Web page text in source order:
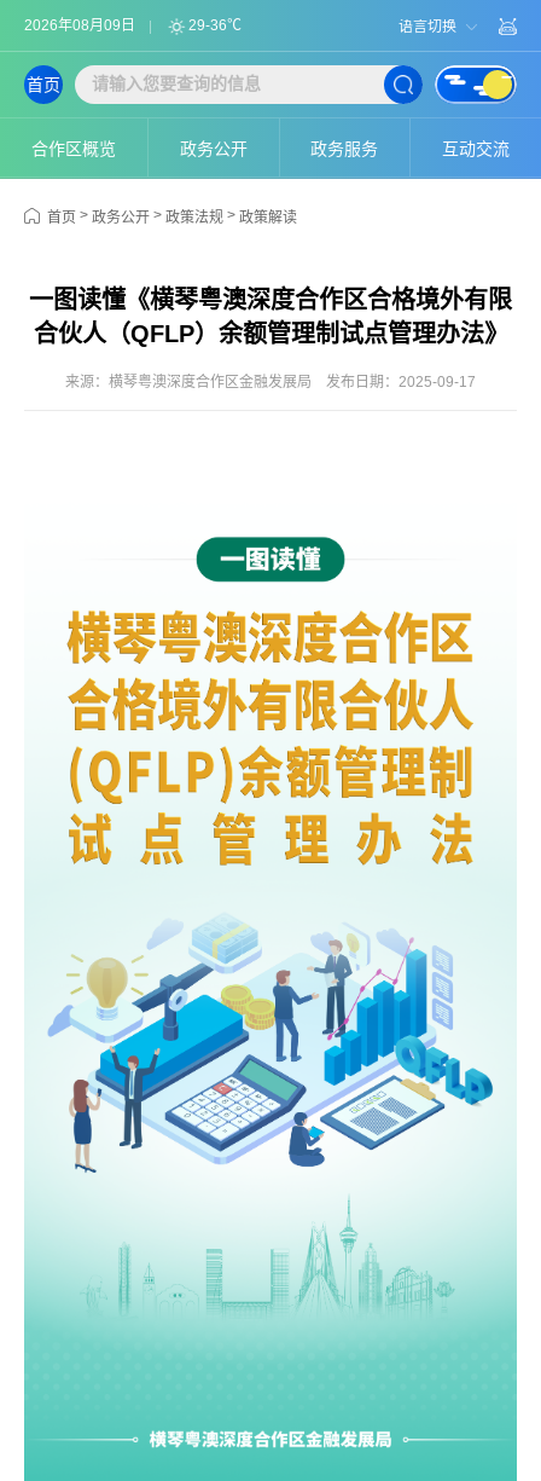
2026年08月09日 29-36℃ 语言切换
合作区概览 政务公开 政务服务 互动交流
首页
首页 > 政务公开 > 政策法规 > 政策解读
一图读懂《横琴粤澳深度合作区合格境外有限
合伙人（QFLP）余额管理制试点管理办法》
来源：横琴粤澳深度合作区金融发展局 发布日期：2025-09-17